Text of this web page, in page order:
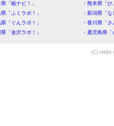
県「栃ナビ！」
・熊本県「
県「ふくラボ！」
・新潟県「
県「ぐんラボ！」
・香川県「
県「金沢ラボ！」
・鹿児島県
(C) HitBit